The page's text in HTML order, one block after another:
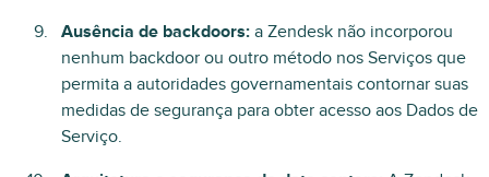
Ausência de backdoors: a Zendesk não incorporou
nenhum backdoor ou outro método nos Serviços que
permita a autoridades governamentais contornar suas
medidas de segurança para obter acesso aos Dados de
Serviço.